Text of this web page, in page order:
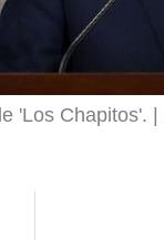
'Los Chapitos'.